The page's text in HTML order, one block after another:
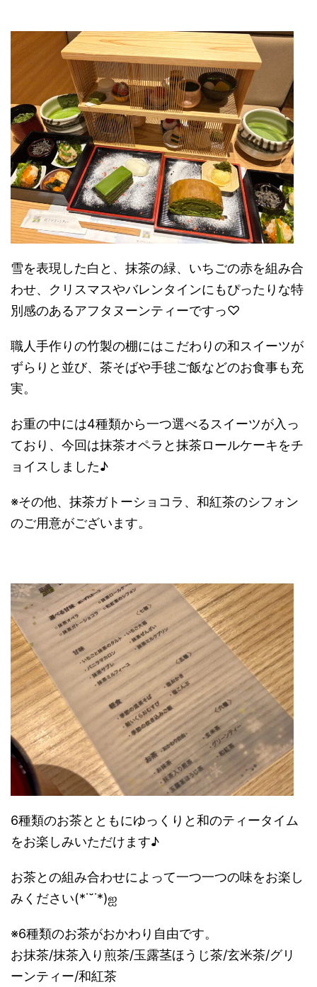
雪を表現した白と、抹茶の緑、いちごの赤を組み合
わせ、クリスマスやバレンタインにもぴったりな特
別感のあるアフタヌーンティーですっ♡
職人手作りの竹製の棚にはこだわりの和スイーツが
ずらりと並び、茶そばや手毬ご飯などのお食事も充
実。
お重の中には4種類から一つ選べるスイーツが入っ
ており、今回は抹茶オペラと抹茶ロールケーキをチ
ョイスしました♪
※その他、抹茶ガトーショコラ、和紅茶のシフォン
のご用意がございます。
6種類のお茶とともにゆっくりと和のティータイム
をお楽しみいただけます♪
お茶との組み合わせによって一つ一つの味をお楽し
みください(*˙˘˙*)ஐ
※6種類のお茶がおかわり自由です。
お抹茶/抹茶入り煎茶/玉露茎ほうじ茶/玄米茶/グリ
ーンティー/和紅茶